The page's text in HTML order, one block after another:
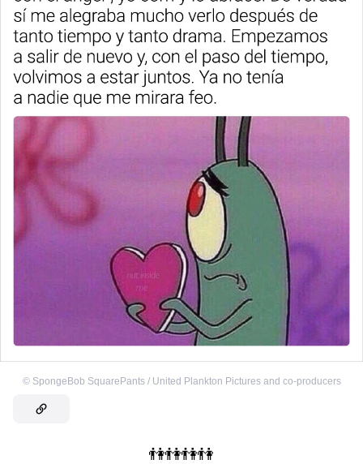
© SpongeBob SquarePants / United Plankton Pictures and co-producers
👫👫👫👫